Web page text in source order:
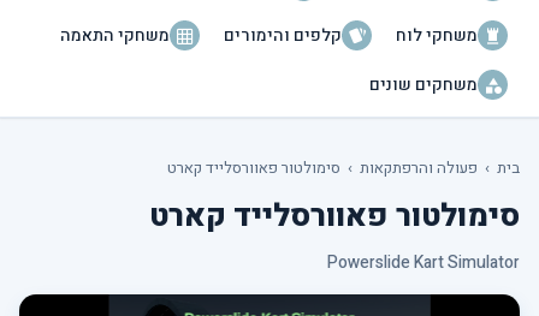
משחקי לוח
קלפים והימורים
משחקי התאמה
משחקים שונים
בית › פעולה והרפתקאות › סימולטור פאוורסלייד קארט
סימולטור פאוורסלייד קארט
Powerslide Kart Simulator